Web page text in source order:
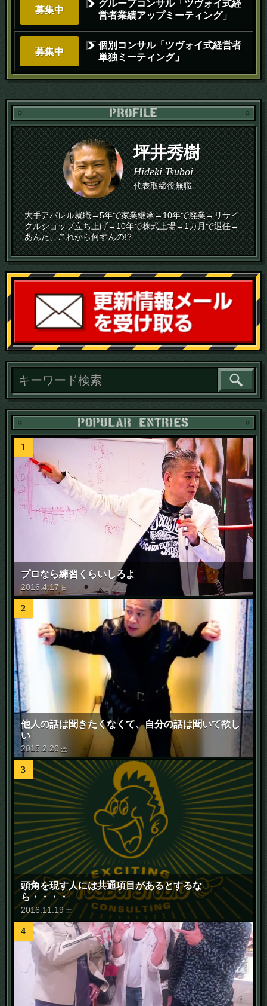
募集中
グループコンサル「ツヴォイ式経
営者業績アップミーティング」
募集中
個別コンサル「ツヴォイ式経営者
単独ミーティング」
坪井秀樹
Hideki Tsuboi
代表取締役無職
大手アパレル就職→5年で家業継承→10年で廃業→リサイ
クルショップ立ち上げ→10年で株式上場→1カ月で退任→
あんた、これから何すんの!?
読
1
プロなら練習くらいしろよ
2016 .4.17 日
2
他人の話は聞きたくなくて、自分の話は聞いて欲し
い
2015 2 20 金
3
頭角を現す人には共通項目があるとするな
ら・・・・
2016 11 19 土
4